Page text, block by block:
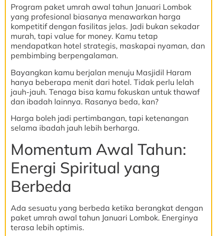
Program paket umrah awal tahun Januari Lombok
yang profesional biasanya menawarkan harga
kompetitif dengan fasilitas jelas. Jadi bukan sekadar
murah, tapi value for money. Kamu tetap
mendapatkan hotel strategis, maskapai nyaman, dan
pembimbing berpengalaman.
Bayangkan kamu berjalan menuju Masjidil Haram
hanya beberapa menit dari hotel. Tidak perlu lelah
jauh-jauh. Tenaga bisa kamu fokuskan untuk thawaf
dan ibadah lainnya. Rasanya beda, kan?
Harga boleh jadi pertimbangan, tapi ketenangan
selama ibadah jauh lebih berharga.
Momentum Awal Tahun:
Energi Spiritual yang
Berbeda
Ada sesuatu yang berbeda ketika berangkat dengan
paket umrah awal tahun Januari Lombok. Energinya
terasa lebih optimis.